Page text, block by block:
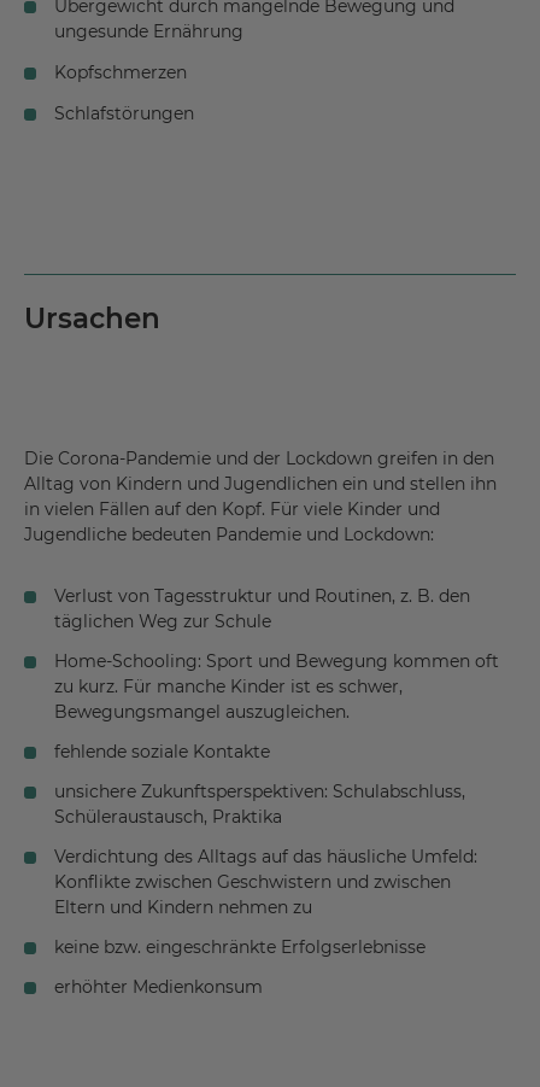
Übergewicht durch mangelnde Bewegung und
ungesunde Ernährung
Kopfschmerzen
Schlafstörungen
Ursachen
Die Corona-Pandemie und der Lockdown greifen in den
Alltag von Kindern und Jugendlichen ein und stellen ihn
in vielen Fällen auf den Kopf. Für viele Kinder und
Jugendliche bedeuten Pandemie und Lockdown:
Verlust von Tagesstruktur und Routinen, z. B. den
täglichen Weg zur Schule
Home-Schooling: Sport und Bewegung kommen oft
zu kurz. Für manche Kinder ist es schwer,
Bewegungsmangel auszugleichen.
fehlende soziale Kontakte
unsichere Zukunftsperspektiven: Schulabschluss,
Schüleraustausch, Praktika
Verdichtung des Alltags auf das häusliche Umfeld:
Konflikte zwischen Geschwistern und zwischen
Eltern und Kindern nehmen zu
keine bzw. eingeschränkte Erfolgserlebnisse
erhöhter Medienkonsum